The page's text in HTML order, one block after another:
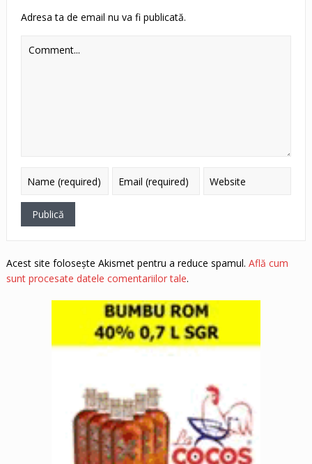
Adresa ta de email nu va fi publicată.
Acest site folosește Akismet pentru a reduce spamul. Află cum
sunt procesate datele comentariilor tale.